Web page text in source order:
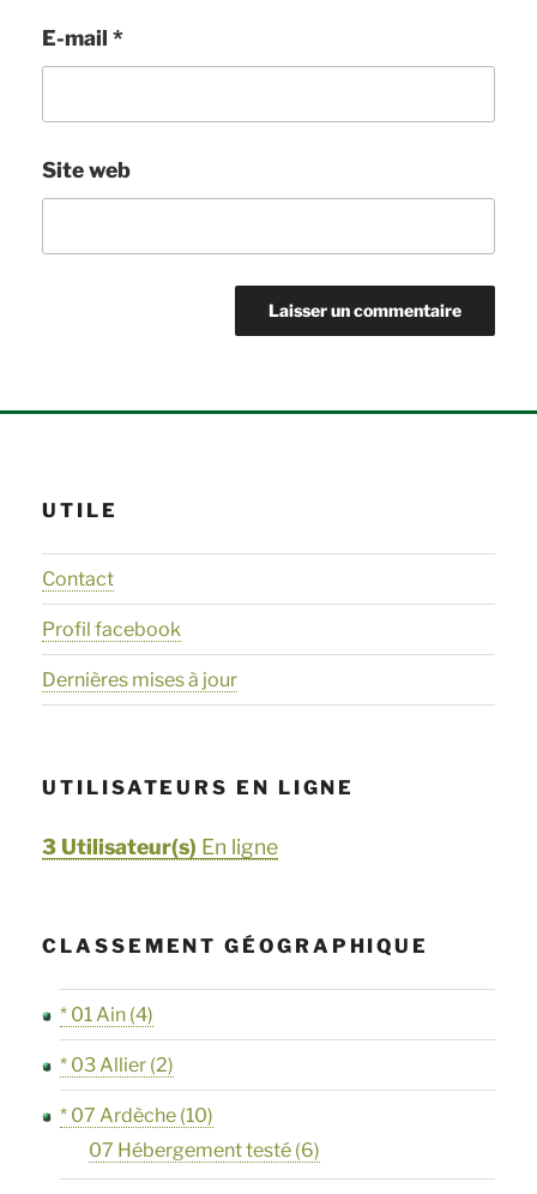
E-mail*
Site web
UTILE
Contact
Profil facebook
Dernières mises à jour
UTILISATEURS EN LIGNE
3 Utilisateur(s) En ligne
CLASSEMENT GÉOGRAPHIQUE
* 01 Ain (4)
* 03 Allier (2)
* 07 Ardèche (10)
07 Hébergement testé (6)